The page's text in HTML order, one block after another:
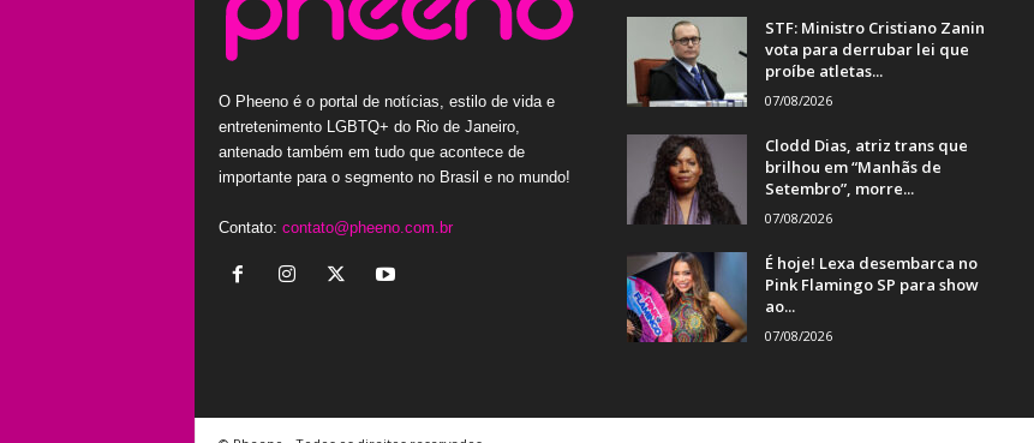
O Pheeno é o portal de notícias, estilo de vida e
entretenimento LGBTQ+ do Rio de Janeiro,
antenado também em tudo que acontece de
importante para o segmento no Brasil e no mundo!
Contato: contato@pheeno.com.br
STF: Ministro Cristiano Zanin
vota para derrubar lei que
proíbe atletas...
07/08/2026
Clodd Dias, atriz trans que
brilhou em “Manhãs de
Setembro”, morre...
07/08/2026
É hoje! Lexa desembarca no
Pink Flamingo SP para show
ao...
07/08/2026